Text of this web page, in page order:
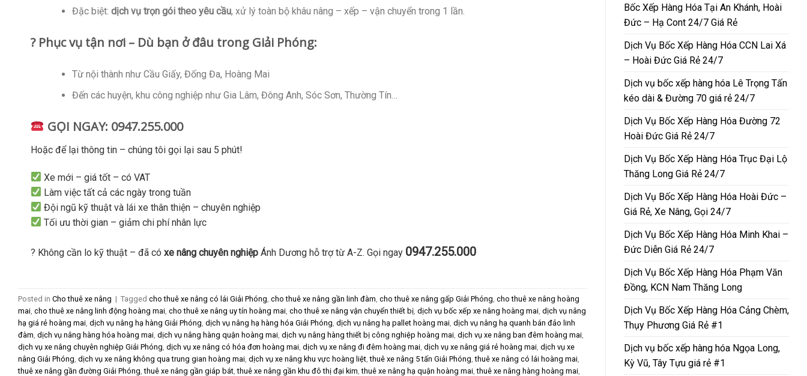
Đặc biệt: dịch vụ trọn gói theo yêu cầu, xử lý toàn bộ khâu nâng – xếp – vận chuyển trong 1 lần.
? Phục vụ tận nơi – Dù bạn ở đâu trong Giải Phóng:
Từ nội thành như Cầu Giấy, Đống Đa, Hoàng Mai
Đến các huyện, khu công nghiệp như Gia Lâm, Đông Anh, Sóc Sơn, Thường Tín…
GỌI NGAY: 0947.255.000
Hoặc để lại thông tin – chúng tôi gọi lại sau 5 phút!
Xe mới – giá tốt – có VAT
Làm việc tất cả các ngày trong tuần
Đội ngũ kỹ thuật và lái xe thân thiện – chuyên nghiệp
Tối ưu thời gian – giảm chi phí nhân lực
? Không cần lo kỹ thuật – đã có xe nâng chuyên nghiệpÁnh Dương hỗ trợ từ A-Z. Gọi ngay 0947.255.000
Posted in Cho thuê xe nâng | Tagged cho thuê xe nâng có lái Giải Phóng cho thuê xe nâng gần linh đàm cho thuê xe nâng gấp Giải Phóng cho thuê xe nâng hoàng
mai cho thuê xe nâng linh động hoàng mai cho thuê xe nâng uy tín hoàng mai cho thuê xe nâng vận chuyển thiết bị dịch vụ bốc xếp xe nâng hoàng mai dịch vụ nâng
hạ giá rẻ hoàng mai dịch vụ nâng hạ hàng Giải Phóng dịch vụ nâng hạ hàng hóa Giải Phóng dịch vụ nâng hạ pallet hoàng mai dịch vụ nâng hạ quanh bán đảo linh
đàm dịch vụ nâng hàng hóa hoàng mai dịch vụ nâng hàng quận hoàng mai dịch vụ nâng hàng thiết bị công nghiệp hoàng mai dịch vụ xe nâng ban đêm hoàng mai
dịch vụ xe nâng chuyên nghiệp Giải Phóng dịch vụ xe nâng có hóa đơn hoàng mai dịch vụ xe nâng đi đêm hoàng mai dịch vụ xe nâng giá rẻ hoàng mai dịch vụ xe
nâng Giải Phóng dịch vụ xe nâng không qua trung gian hoàng mai dịch vụ xe nâng khu vực hoàng liệt ,thuê xe nâng 5 tấn Giải Phóng ,thuê xe nâng có lái hoàng mai
thuê xe nâng gần đường Giải Phóng ,thuê xe nâng gần giáp bát ,thuê xe nâng gần khu đô thị đại kim ,thuê xe nâng hạ quận hoàng mai ,thuê xe nâng hàng hoàng mai
Bốc Xếp Hàng Hóa Tại An Khánh, Hoài
Đức – Hạ Cont 24/7 Giá Rẻ
Dịch Vụ Bốc Xếp Hàng Hóa CCN Lai Xá
– Hoài Đức Giá Rẻ 24/7
Dịch vụ bốc xếp hàng hóa Lê Trọng Tấn
kéo dài & Đường 70 giá rẻ 24/7
Dịch Vụ Bốc Xếp Hàng Hóa Đường 72
Hoài Đức Giá Rẻ 24/7
Dịch Vụ Bốc Xếp Hàng Hóa Trục Đại Lộ
Thăng Long Giá Rẻ 24/7
Dịch Vụ Bốc Xếp Hàng Hóa Hoài Đức –
Giá Rẻ, Xe Nâng, Gọi 24/7
Dịch Vụ Bốc Xếp Hàng Hóa Minh Khai –
Đức Diễn Giá Rẻ 24/7
Dịch Vụ Bốc Xếp Hàng Hóa Phạm Văn
Đồng, KCN Nam Thăng Long
Dịch Vụ Bốc Xếp Hàng Hóa Cảng Chèm,
Thụy Phương Giá Rẻ #1
Dịch vụ bốc xếp hàng hóa Ngọa Long,
Kỳ Vũ, Tây Tựu giá rẻ #1